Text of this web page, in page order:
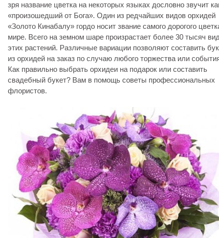
зря название цветка на некоторых языках дословно звучит
«произошедший от Бога». Один из редчайших видов орхидей
«Золото Кинабалу» гордо носит звание самого дорогого
мире. Всего на земном шаре произрастает более 30 тысяч
этих растений. Различные вариации позволяют составить
из орхидей на заказ по случаю любого торжества или
Как правильно выбрать орхидеи на подарок или составить
свадебный букет? Вам в помощь советы профессиональных
флористов.